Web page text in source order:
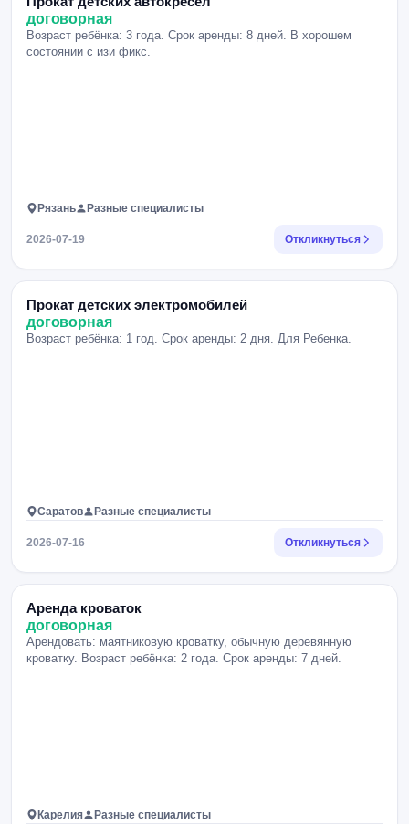
договорная
Возраст ребёнка: 3 года. Срок аренды: 8 дней. В хорошем
состоянии с изи фикс.
Рязань Разные специалисты
2026-07-19 Откликнуться
Прокат детских электромобилей
договорная
Возраст ребёнка: 1 год. Срок аренды: 2 дня. Для Ребенка.
Саратов Разные специалисты
2026-07-16 Откликнуться
Аренда кроваток
договорная
Арендовать: маятниковую кроватку, обычную деревянную
кроватку. Возраст ребёнка: 2 года. Срок аренды: 7 дней.
Карелия Разные специалисты